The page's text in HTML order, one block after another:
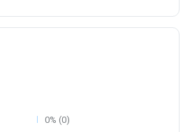
0% (0)